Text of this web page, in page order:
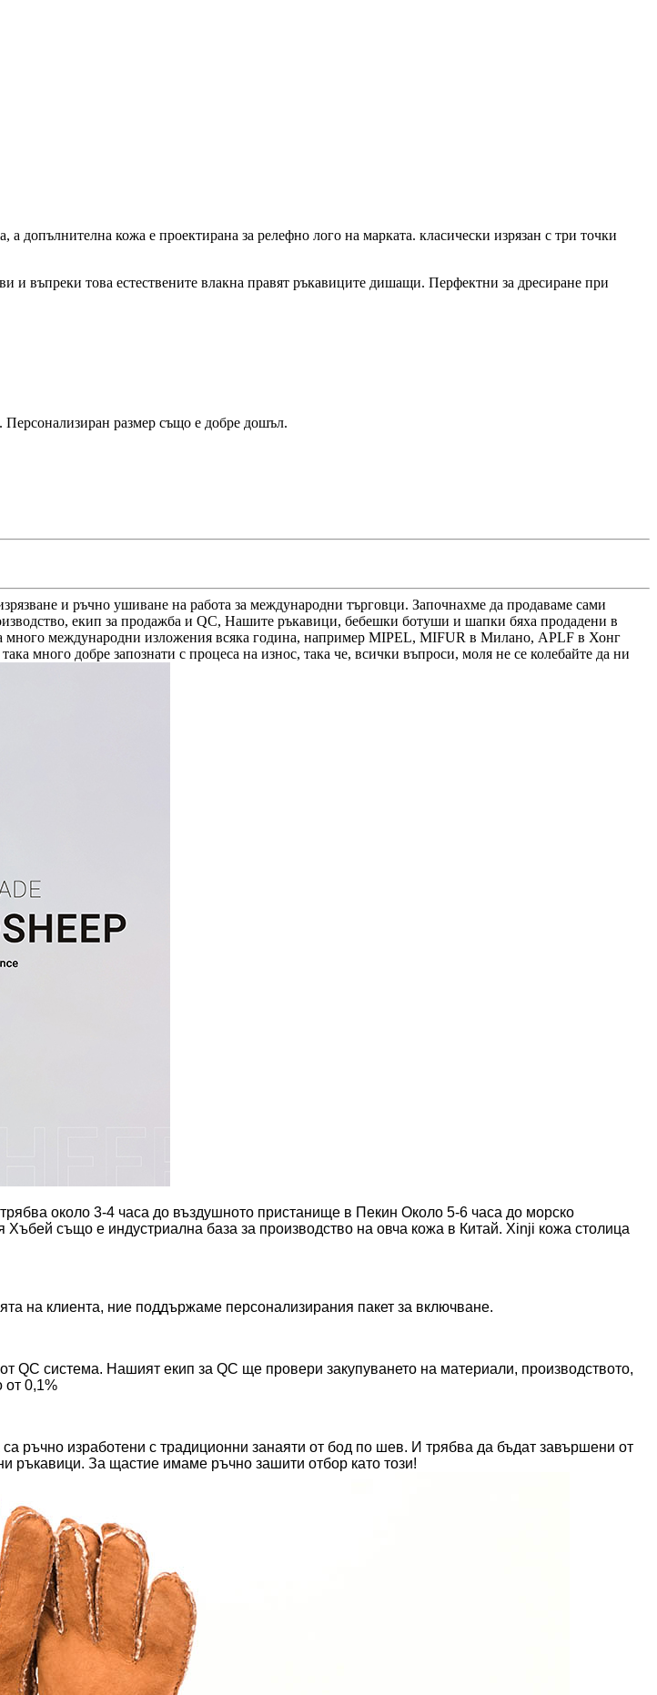
допълнителна кожа е проектирана за релефно лого на марката. класически изрязан с три точки
и въпреки това естествените влакна правят ръкавиците дишащи. Перфектни за дресиране при
размер също е добре дошъл.
и ръчно ушиване на работа за международни търговци. Започнахме да продаваме сами
екип за продажба и QC, Нашите ръкавици, бебешки ботуши и шапки бяха продадени в
много международни изложения всяка година, например MIPEL, MIFUR в Милано, APLF в Хонг
много добре запознати с процеса на износ, така че, всички въпроси, моля не се колебайте да ни
около 3-4 часа до въздушното пристанище в Пекин Около 5-6 часа до морско
също е индустриална база за производство на овча кожа в Китай. Xinji кожа столица
на клиента, ние поддържаме персонализирания пакет за включване.
система. Нашият екип за QC ще провери закупуването на материали, производството,
от 0,1%
ръчно изработени с традиционни занаяти от бод по шев. И трябва да бъдат завършени от
ръкавици. За щастие имаме ръчно зашити отбор като този!